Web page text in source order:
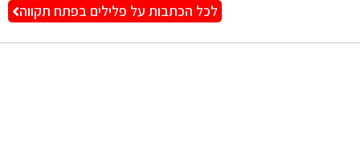
לכל הכתבות על פלילים בפתח תקווה